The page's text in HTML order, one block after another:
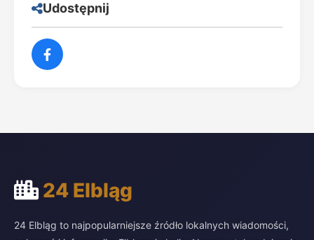
Udostępnij
24 Elbląg
24 Elbląg to najpopularniejsze źródło lokalnych wiadomości,